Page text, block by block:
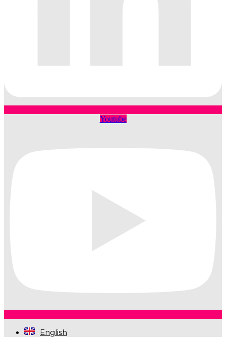
Youtube
English